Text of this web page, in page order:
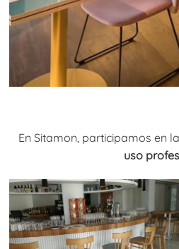
En Sitamon, participamos en
uso